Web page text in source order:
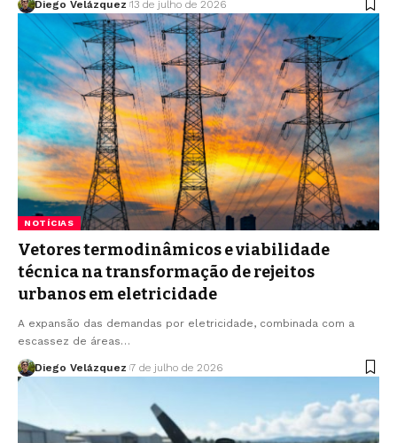
Diego Velázquez 13 de julho de 2026
NOTÍCIAS
Vetores termodinâmicos e viabilidade
técnica na transformação de rejeitos
urbanos em eletricidade
A expansão das demandas por eletricidade, combinada com a
escassez de áreas…
Diego Velázquez 7 de julho de 2026